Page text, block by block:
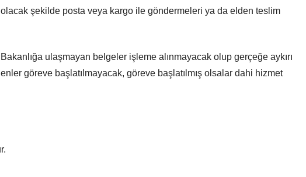
şekilde posta veya kargo ile göndermeleri ya da elden teslim
ulaşmayan belgeler işleme alınmayacak olup gerçeğe aykırı
göreve başlatılmayacak, göreve başlatılmış olsalar dahi hizmet